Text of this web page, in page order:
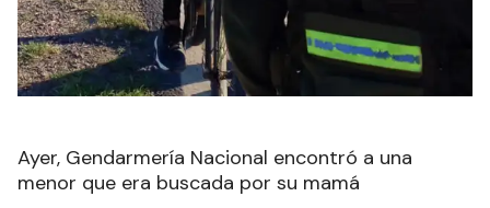
Ayer, Gendarmería Nacional encontró a una
menor que era buscada por su mamá